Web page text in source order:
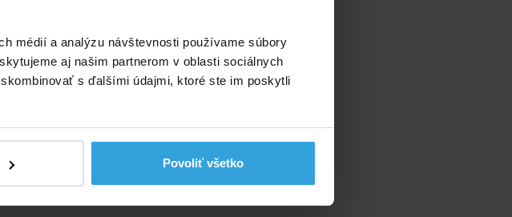
médií a analýzu návštevnosti používame súbory
aj našim partnerom v oblasti sociálnych
s ďalšími údajmi, ktoré ste im poskytli
Povoliť všetko